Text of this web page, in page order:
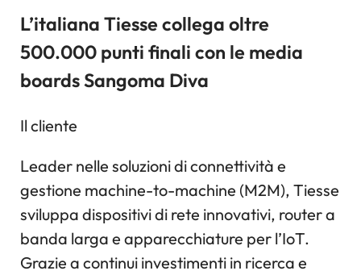
L’italiana Tiesse collega oltre
500.000 punti finali con le media
boards Sangoma Diva
Il cliente
Leader nelle soluzioni di connettività e
gestione machine-to-machine (M2M), Tiesse
sviluppa dispositivi di rete innovativi, router a
banda larga e apparecchiature per l’IoT.
Grazie a continui investimenti in ricerca e